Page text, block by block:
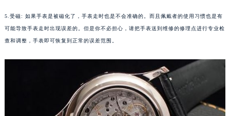
5.受磁: 如果手表是被磁化了，手表走时也是不会准确的。而且佩戴者的使用习惯也是有
可能导致手表走时出现误差的。但是你不必担心，请把手表送到维修的修理点进行专业检
查和调整，手表即可恢复到正常的误差范围。